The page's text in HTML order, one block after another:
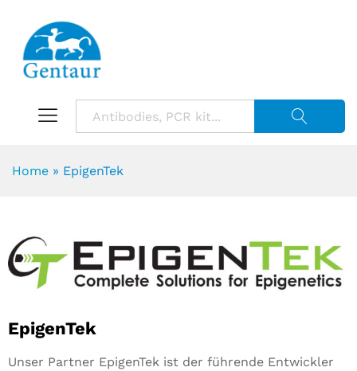
Home » EpigenTek
EpigenTek
Unser Partner EpigenTek ist der führende Entwickler